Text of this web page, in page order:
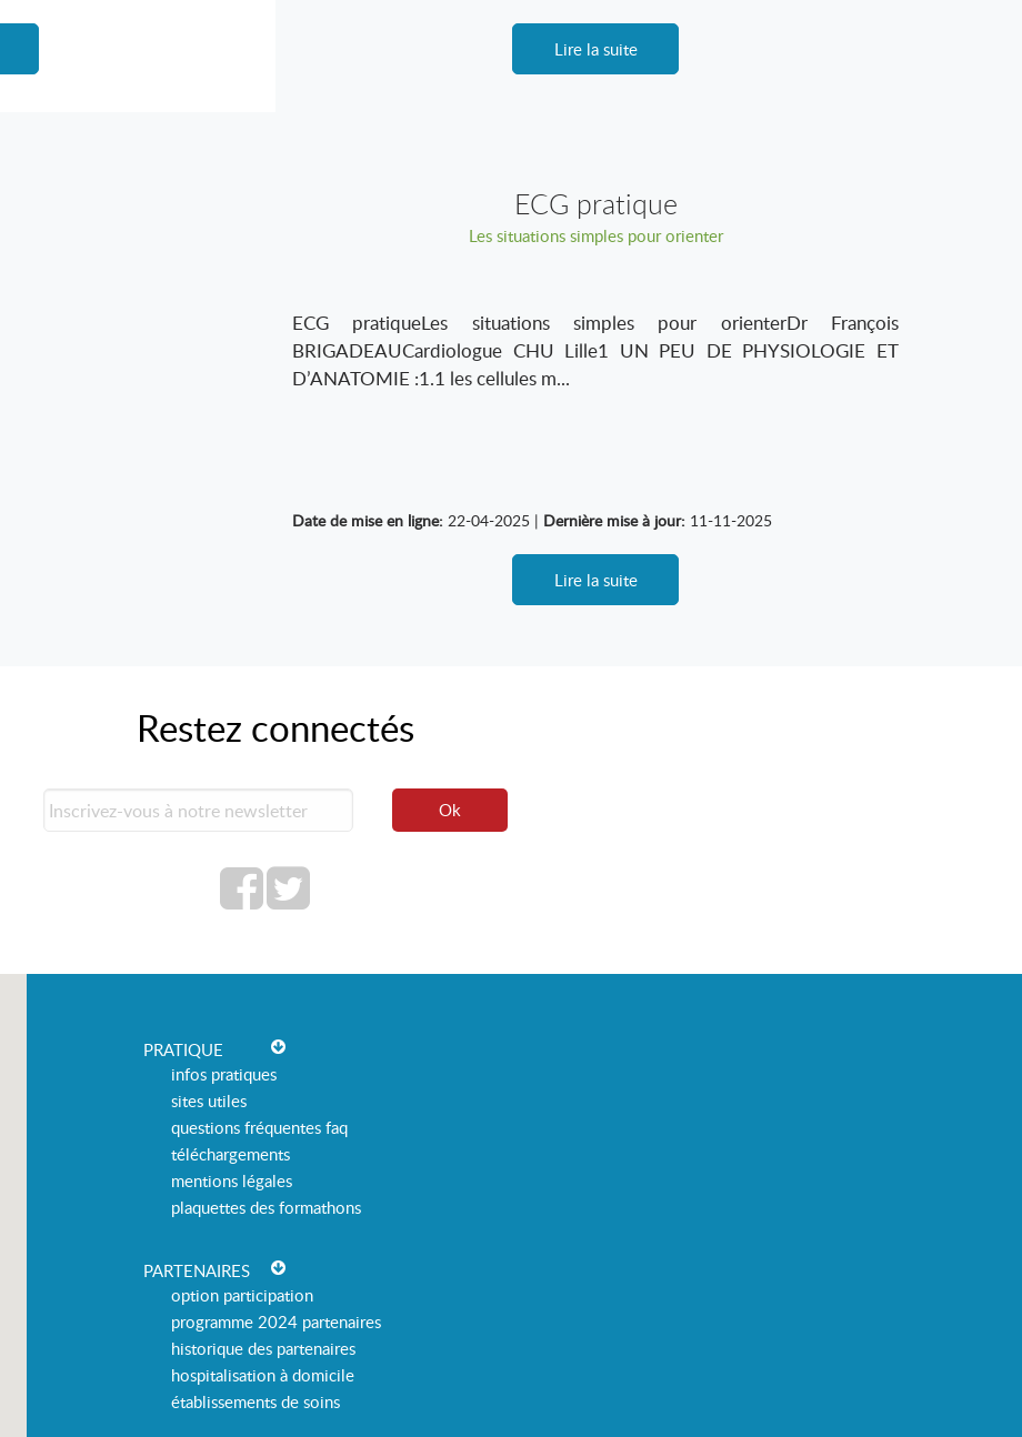
Lire la suite
ECG pratique
Les situations simples pour orienter
ECG pratiqueLes situations simples pour orienterDr François
BRIGADEAUCardiologue CHU Lille1 UN PEU DE PHYSIOLOGIE ET
D’ANATOMIE :1.1 les cellules m...
Date de mise en ligne: 22-04-2025 | Dernière mise à jour: 11-11-2025
Lire la suite
PRATIQUE
infos pratiques
sites utiles
questions fréquentes faq
téléchargements
mentions légales
plaquettes des formathons
PARTENAIRES
option participation
programme 2024 partenaires
historique des partenaires
hospitalisation à domicile
établissements de soins
Restez connectés